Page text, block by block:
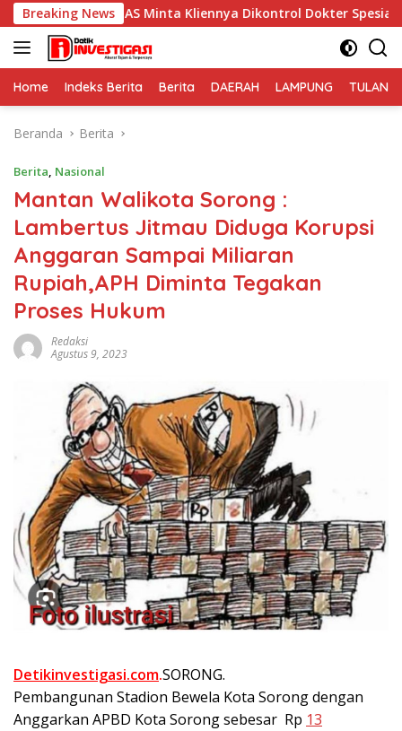
Langsung
ke
konten
Breaking News
Minta Kliennya Dikontrol Dokter Spesialis Kejiwaan
Home Indeks Berita Berita DAERAH LAMPUNG TULANG
Beranda Berita
Berita, Nasional
Mantan Walikota Sorong :
Lambertus Jitmau Diduga Korupsi
Anggaran Sampai Miliaran
Rupiah,APH Diminta Tegakan
Proses Hukum
Redaksi
Agustus 9, 2023
Detikinvestigasi.com.SORONG.
Pembangunan Stadion Bewela Kota Sorong dengan
Anggarkan APBD Kota Sorong sebesar Rp 13